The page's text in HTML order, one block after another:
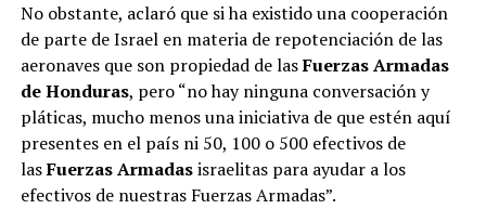
No obstante, aclaró que si ha existido una cooperación
de parte de Israel en materia de repotenciación de las
aeronaves que son propiedad de lasFuerzas Armadas
de Honduras, pero “no hay ninguna conversación y
pláticas, mucho menos una iniciativa de que estén aquí
presentes en el país ni 50, 100 o 500 efectivos de
lasFuerzas Armadasisraelitas para ayudar a los
efectivos de nuestras Fuerzas Armadas”.